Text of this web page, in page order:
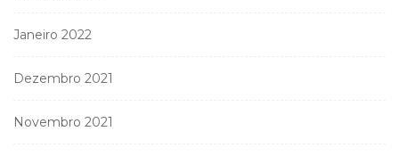
Janeiro 2022
Dezembro 2021
Novembro 2021